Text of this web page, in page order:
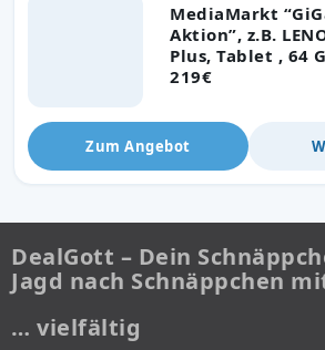
MediaMarkt
Aktion”, z.B.
Plus, Tablet , 64
219€
Zum Angebot
DealGott – Dein
Jagd nach Schnäppchen
… vielfältig